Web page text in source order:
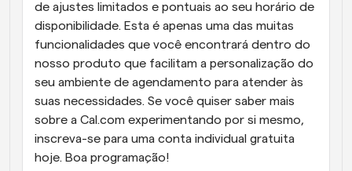
de ajustes limitados e pontuais ao seu horário de
disponibilidade. Esta é apenas uma das muitas
funcionalidades que você encontrará dentro do
nosso produto que facilitam a personalização do
seu ambiente de agendamento para atender às
suas necessidades. Se você quiser saber mais
sobre a Cal.com experimentando por si mesmo,
inscreva-se para uma conta individual gratuita
hoje. Boa programação!